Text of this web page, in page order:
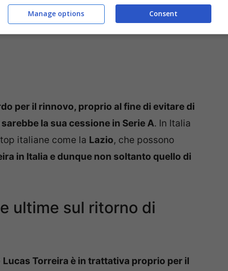
per il rinnovo, proprio al fine di evitare di
la sua cessione in Serie A. In Italia
italiane come la Lazio, che possono
in Italia e dunque non soltanto quello di
ultime sul ritorno di
Lucas Torreira è in trattativa proprio per il
Consent
Manage options